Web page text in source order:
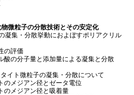
微粒子の分散技術とその安定化
・分散挙動におよぼすポリアクリル
評価
分子量と添加量による凝集と分散
ト微粒子の凝集・分散について
ジアン径とゼータ電位
ジアン径と吸着量